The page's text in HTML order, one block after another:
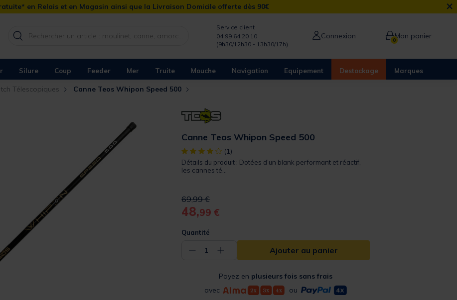
en Relais et en Magasin ainsi que la Livraison Domicile offerte dès 90€ ×
Service client
04 99 64 20 10
(9h30/12h30 - 13h30/17h)
Connexion 0Mon panier
Silure Coup Feeder Mer Truite Mouche Navigation Equipement Destockage Marques
Télescopiques Canne Teos Whipon Speed 500
Canne Teos Whipon Speed 500
[object Object] out of 5 Customer Rating
(1)
Détails du produit : Dotées d’un blank performant et réactif,
les cannes té...
Price reduced from
69,99 €to
48,99 €
Quantité
− 1 + Ajouter au panier
Payez en plusieurs fois sans frais
avec
ou